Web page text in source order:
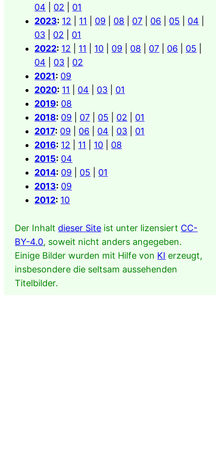
04
02
01
2023: 12 11 09 08 07 06 05 04
03
02
01
2022: 12 11 10 09 08 07 06 05
04
03
02
2021: 09
2020: 11 04 03
01
2019: 08
2018: 09 07 05 02
01
2017: 09 06 04 03
01
2016: 12 11 10
08
2015: 04
2014: 09 05
01
2013: 09
2012: 10
Der Inhalt dieser Site ist unter lizensiert CC-
BY-4.0, soweit nicht anders angegeben.
Einige Bilder wurden mit Hilfe von KI erzeugt,
insbesondere die seltsam aussehenden
Titelbilder.